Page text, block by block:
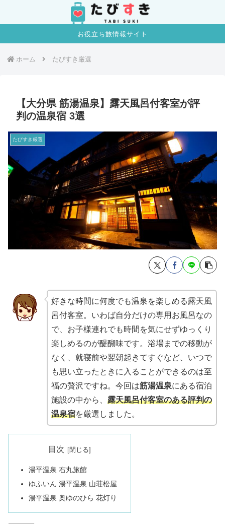
お役立ち旅情報サイト
ホーム たびすき厳選
【大分県 筋湯温泉】露天風呂付客室が評
判の温泉宿 3選
たびすき厳選
好きな時間に何度でも温泉を楽しめる露天風
呂付客室。いわば自分だけの専用お風呂なの
で、お子様連れでも時間を気にせずゆっくり
楽しめるのが醍醐味です。浴場までの移動が
なく、就寝前や翌朝起きてすぐなど、いつで
も思い立ったときに入ることができるのは至
福の贅沢ですね。今回は筋湯温泉にある宿泊
施設の中から、 露天風呂付客室のある評判の
温泉宿を厳選しました。
目次
湯平温泉 右丸旅館
ゆふいん 湯平温泉 山荘松屋
湯平温泉 奥ゆのひら 花灯り